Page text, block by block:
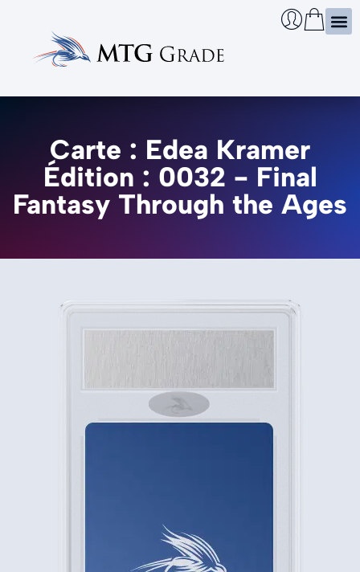
Carte : Edea Kramer
Édition : 0032 - Final
Fantasy Through the Ages